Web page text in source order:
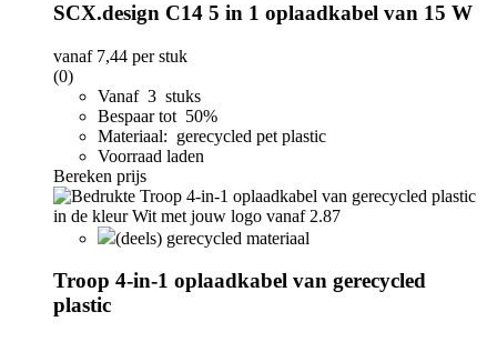
SCX.design C14 5 in 1 oplaadkabel van 15 W
vanaf 7,44 per stuk
(0)
Vanaf 3 stuks
Bespaar tot 50%
Materiaal: gerecycled pet plastic
Voorraad laden
Bereken prijs
(deels) gerecycled materiaal
Troop 4-in-1 oplaadkabel van gerecycled
plastic